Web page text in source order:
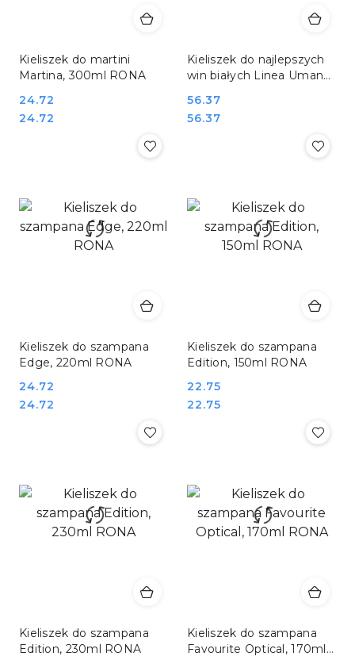
Kieliszek do martini
Martina, 300ml RONA
Cena:
24.72
Cena:
24.72
Kieliszek do najlepszych
win białych Linea Umana,
Cena:
56.37
Cena:
56.37
Kieliszek do szampana
Edge, 220ml RONA
Cena:
24.72
Cena:
24.72
Kieliszek do szampana
Edition, 150ml RONA
Cena:
22.75
Cena:
22.75
Kieliszek do szampana
Edition, 230ml RONA
Kieliszek do szampana
Favourite Optical, 170ml